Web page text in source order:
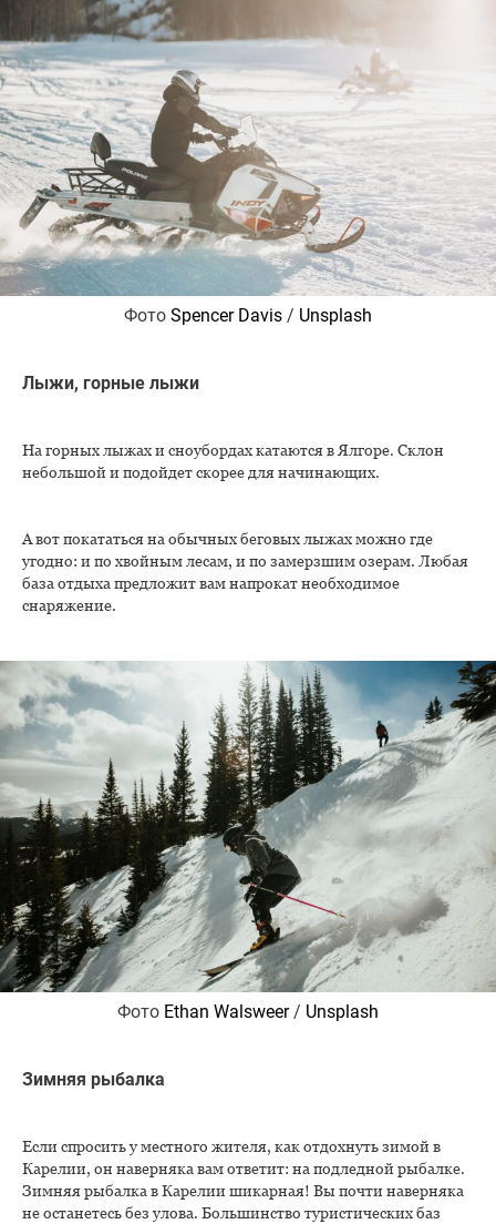
Фото Spencer Davis / Unsplash
Лыжи, горные лыжи
На горных лыжах и сноубордах катаются в Ялгоре. Склон
небольшой и подойдет скорее для начинающих.
А вот покататься на обычных беговых лыжах можно где
угодно: и по хвойным лесам, и по замерзшим озерам. Любая
база отдыха предложит вам напрокат необходимое
снаряжение.
Фото Ethan Walsweer/ Unsplash
Зимняя рыбалка
Если спросить у местного жителя, как отдохнуть зимой в
Карелии, он наверняка вам ответит: на подледной рыбалке.
Зимняя рыбалка в Карелии шикарная! Вы почти наверняка
не останетесь без улова. Большинство туристических баз